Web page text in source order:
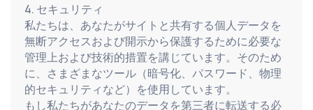
4. セキュリティ
私たちは、あなたがサイトと共有する個人データを
無断アクセスおよび開示から保護するために必要な
管理上および技術的措置を講じています。そのため
に、さまざまなツール（暗号化、パスワード、物理
的セキュリティなど）を使用しています。
もし私たちがあなたのデータを第三者に転送する必